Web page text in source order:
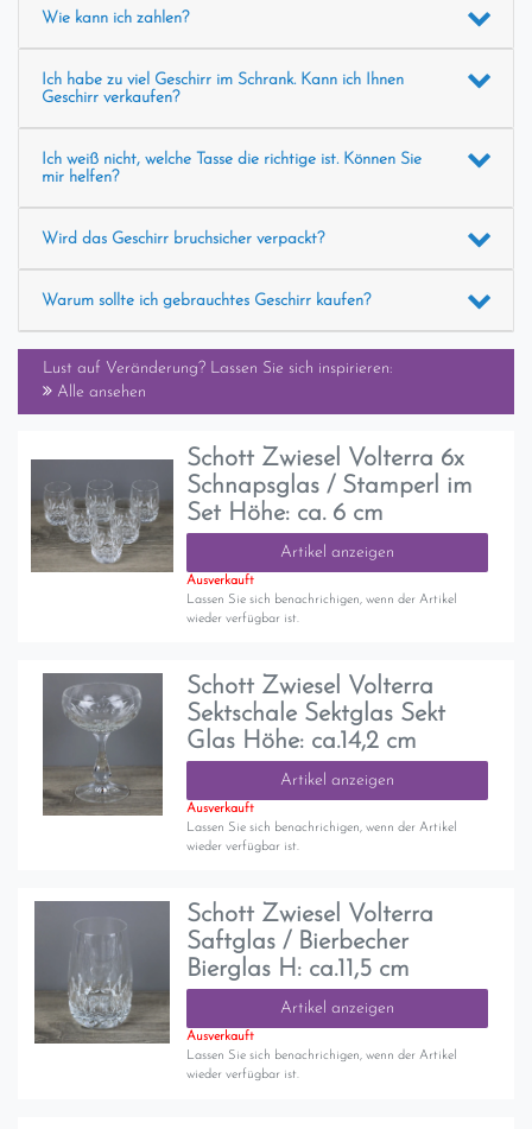
Wie kann ich zahlen?
Ich habe zu viel Geschirr im Schrank. Kann ich Ihnen
Geschirr verkaufen?
Ich weiß nicht, welche Tasse die richtige ist. Können Sie
mir helfen?
Wird das Geschirr bruchsicher verpackt?
Warum sollte ich gebrauchtes Geschirr kaufen?
Lust auf Veränderung? Lassen Sie sich inspirieren:
Alle ansehen
Schott Zwiesel Volterra 6x
Schnapsglas / Stamperl im
Set Höhe: ca. 6 cm
Artikel anzeigen
Ausverkauft
Lassen Sie sich benachrichigen, wenn der Artikel
wieder verfügbar ist.
Schott Zwiesel Volterra
Sektschale Sektglas Sekt
Glas Höhe: ca.14,2 cm
Artikel anzeigen
Ausverkauft
Lassen Sie sich benachrichigen, wenn der Artikel
wieder verfügbar ist.
Schott Zwiesel Volterra
Saftglas / Bierbecher
Bierglas H: ca.11,5 cm
Artikel anzeigen
Ausverkauft
Lassen Sie sich benachrichigen, wenn der Artikel
wieder verfügbar ist.